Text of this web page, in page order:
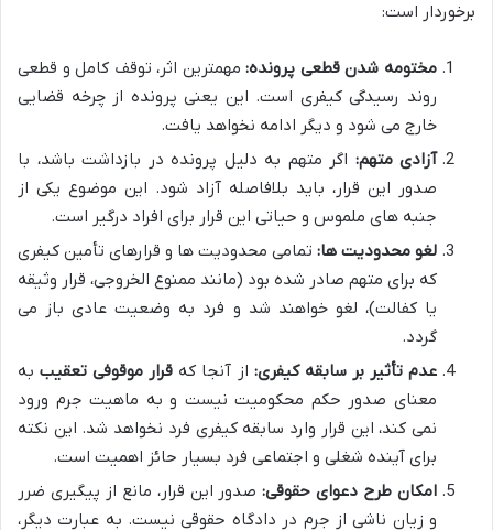
برخوردار است:
مختومه شدن قطعی پرونده:مهمترین اثر، توقف کامل و قطعی
روند رسیدگی کیفری است. این یعنی پرونده از چرخه قضایی
خارج می شود و دیگر ادامه نخواهد یافت.
آزادی متهم: اگر متهم به دلیل پرونده در بازداشت باشد، با
صدور این قرار، باید بلافاصله آزاد شود. این موضوع یکی از
جنبه های ملموس و حیاتی این قرار برای افراد درگیر است.
لغو محدودیت ها: تمامی محدودیت ها و قرارهای تأمین کیفری
که برای متهم صادر شده بود (مانند ممنوع الخروجی، قرار وثیقه
یا کفالت)، لغو خواهند شد و فرد به وضعیت عادی باز می
گردد.
عدم تأثیر بر سابقه کیفری: از آنجا که قرار موقوفی تعقیببه
معنای صدور حکم محکومیت نیست و به ماهیت جرم ورود
نمی کند، این قرار وارد سابقه کیفری فرد نخواهد شد. این نکته
برای آینده شغلی و اجتماعی فرد بسیار حائز اهمیت است.
امکان طرح دعوای حقوقی:صدور این قرار، مانع از پیگیری ضرر
و زیان ناشی از جرم در دادگاه حقوقی نیست. به عبارت دیگر،